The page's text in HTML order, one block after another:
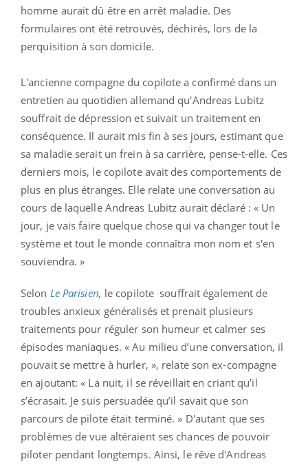
homme aurait dû être en arrêt maladie. Des
formulaires ont été retrouvés, déchirés, lors de la
perquisition à son domicile.
L'ancienne compagne du copilote a confirmé dans un
entretien au quotidien allemand qu'Andreas Lubitz
souffrait de dépression et suivait un traitement en
conséquence. Il aurait mis fin à ses jours, estimant que
sa maladie serait un frein à sa carrière, pense-t-elle. Ces
derniers mois, le copilote avait des comportements de
plus en plus étranges. Elle relate une conversation au
cours de laquelle Andreas Lubitz aurait déclaré : « Un
jour, je vais faire quelque chose qui va changer tout le
système et tout le monde connaîtra mon nom et s'en
souviendra. »
Selon Le Parisien, le copilote souffrait également de
troubles anxieux généralisés et prenait plusieurs
traitements pour réguler son humeur et calmer ses
épisodes maniaques. « Au milieu d’une conversation, il
pouvait se mettre à hurler, », relate son ex-compagne
en ajoutant: « La nuit, il se réveillait en criant qu’il
s’écrasait. Je suis persuadée qu’il savait que son
parcours de pilote était terminé. » D'autant que ses
problèmes de vue altéraient ses chances de pouvoir
piloter pendant longtemps. Ainsi, le rêve d'Andreas